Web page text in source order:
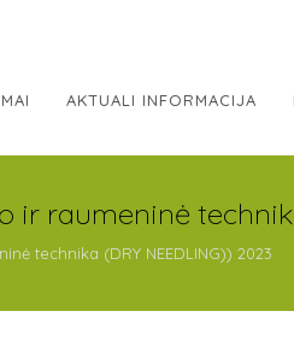
AKTUALI INFORMACIJA
raumeninė
technika (DRY NEEDLING)) 2023